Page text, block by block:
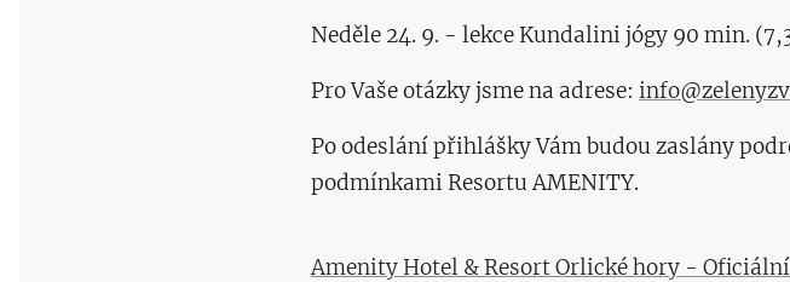
Neděle 24. 9. - lekce Kundalini jógy 90 min.
Pro Vaše otázky jsme na adrese:
Po odeslání přihlášky Vám budou zaslány
podmínkami Resortu AMENITY.
Amenity Hotel & Resort Orlické hory -